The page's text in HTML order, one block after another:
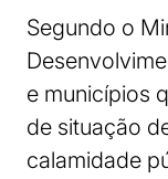
Segundo o
e municípios
de situação
calamidade